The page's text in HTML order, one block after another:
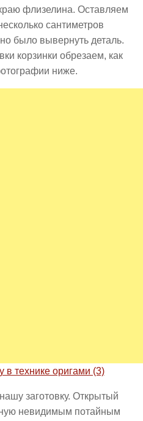
флизелина. Оставляем
сантиметров
было вывернуть деталь.
корзинки обрезаем, как
ниже.
заготовку. Открытый
невидимым потайным